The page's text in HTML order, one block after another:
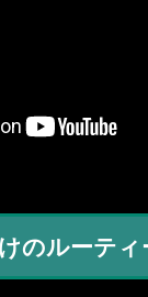
のルーテ